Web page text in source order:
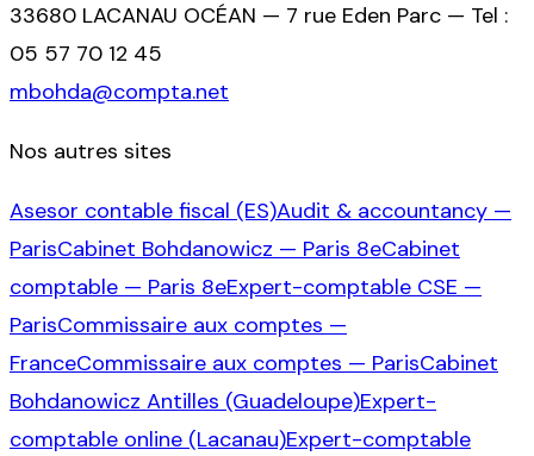
33680 LACANAU OCÉAN — 7 rue Eden Parc — Tel :
05 57 70 12 45
mbohda@compta.net
Nos autres sites
Asesor contable fiscal (ES)Audit & accountancy —
ParisCabinet Bohdanowicz — Paris 8eCabinet
comptable — Paris 8eExpert-comptable CSE —
ParisCommissaire aux comptes —
FranceCommissaire aux comptes — ParisCabinet
Bohdanowicz Antilles (Guadeloupe)Expert-
comptable online (Lacanau)Expert-comptable